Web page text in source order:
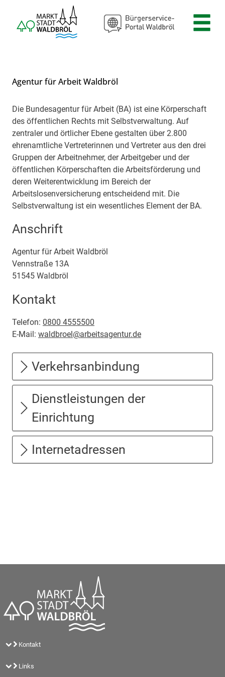
Zum Hauptinhalt springen
Agentur für Arbeit Waldbröl
Beschreibung
Die Bundesagentur für Arbeit (BA) ist eine Körperschaft
des öffentlichen Rechts mit Selbstverwaltung. Auf
zentraler und örtlicher Ebene gestalten über 2.800
ehrenamtliche Vertreterinnen und Vertreter aus den drei
Gruppen der Arbeitnehmer, der Arbeitgeber und der
öffentlichen Körperschaften die Arbeitsförderung und
deren Weiterentwicklung im Bereich der
Arbeitslosenversicherung entscheidend mit. Die
Selbstverwaltung ist ein wesentliches Element der BA.
Anschrift
Agentur für Arbeit Waldbröl
Vennstraße 13A
51545 Waldbröl
Kontakt
Telefon: 0800 4555500
E-Mail: waldbroel@arbeitsagentur.de
Verkehrsanbindung
Dienstleistungen der
Einrichtung
Internetadressen
Kontakt
Links